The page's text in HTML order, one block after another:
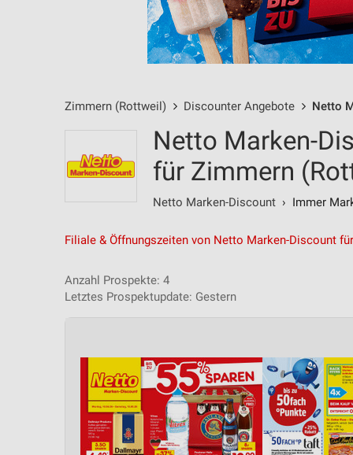
Zimmern (Rottweil) Discounter Angebote Netto
Netto Marken-
für Zimmern
Netto Marken-Discount › Immer
Filiale & Öffnungszeiten von Netto Marken-Discount
Anzahl Prospekte: 4
Letztes Prospektupdate: Gestern